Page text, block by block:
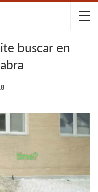
buscar en